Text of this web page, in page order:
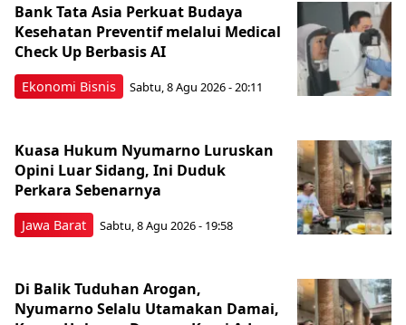
Ekonomi Bisnis
Bank Tata Asia Perkuat Budaya
Kesehatan Preventif melalui Medical
Check Up Berbasis AI
Sabtu, 8 Agu 2026 - 20:11
Jawa Barat
Kuasa Hukum Nyumarno Luruskan
Opini Luar Sidang, Ini Duduk
Perkara Sebenarnya ​
Sabtu, 8 Agu 2026 - 19:58
Di Balik Tuduhan Arogan,
Nyumarno Selalu Utamakan Damai,